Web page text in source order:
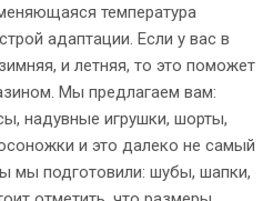
температура
адаптации. Если у вас в
и летняя, то это поможет
Мы предлагаем вам:
надувные игрушки, шорты,
и это далеко не самый
мы подготовили: шубы, шапки,